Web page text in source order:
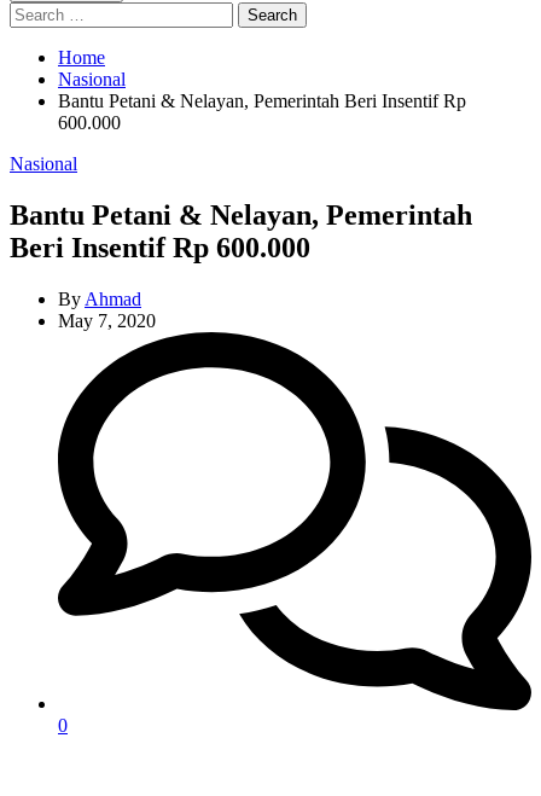
Search
for:
Home
Nasional
Bantu Petani & Nelayan, Pemerintah Beri Insentif Rp
600.000
Categories
Nasional
Bantu Petani & Nelayan, Pemerintah
Beri Insentif Rp 600.000
By Ahmad
May 7, 2020
0